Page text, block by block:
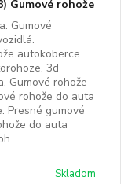
Gumové rohože
Gumové
autokoberce.
3d
Gumové rohože
rohože do auta
Presné gumové
do auta
Skladom